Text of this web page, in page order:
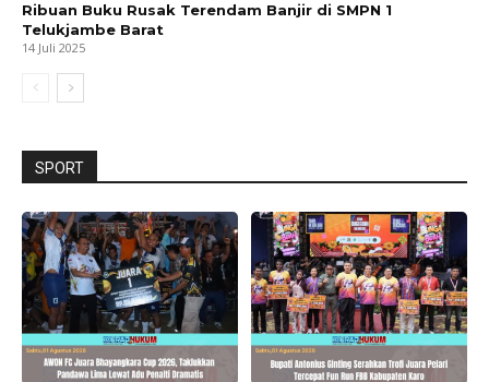
Ribuan Buku Rusak Terendam Banjir di SMPN 1
Telukjambe Barat
14 Juli 2025
SPORT